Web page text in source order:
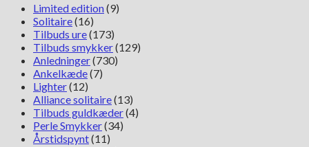
Limited edition(9)
Solitaire(16)
Tilbuds ure(173)
Tilbuds smykker(129)
Anledninger(730)
Ankelkæde(7)
Lighter(12)
Alliance solitaire(13)
Tilbuds guldkæder(4)
Perle Smykker(34)
Årstidspynt(11)